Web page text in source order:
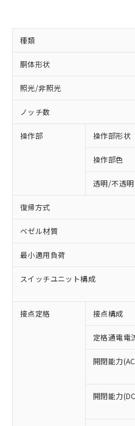
種類
胴体形状
照光/非照光
ノッチ数
操作部 操作部形状
操作部色
透明/不透明
復帰方式
ベゼル材質
最小適用負荷
スイッチユニット構成
接点定格 接点構成
定格通電電
開閉能力
開閉能力
※1 対応状況
対応済み：EU
非含有に対応した
対応予定：EU
有に対応した製品